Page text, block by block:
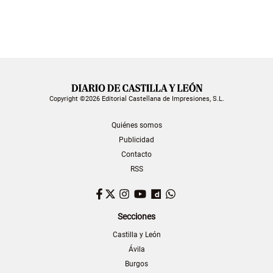
Copyright ©2026 Editorial Castellana de Impresiones, S.L.
Quiénes somos
Publicidad
Contacto
RSS
Facebook
TwitterInstagram
YouTubeDailymotion
Secciones
Castilla y León
Ávila
Burgos